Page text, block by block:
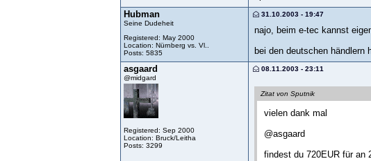
Hubman
Seine Dudeheit
Registered: May 2000
Location: Nürnberg vs. Vl..
Posts: 5835
31.10.2003 - 19:47
najo, beim e-tec kannst
bei den deutschen händlern
asgaard
@midgard
Registered: Sep 2000
Location: Bruck/Leitha
Posts: 3299
08.11.2003 - 23:11
Zitat von Sputnik
vielen dank mal
@asgaard
findest du 720EUR für an